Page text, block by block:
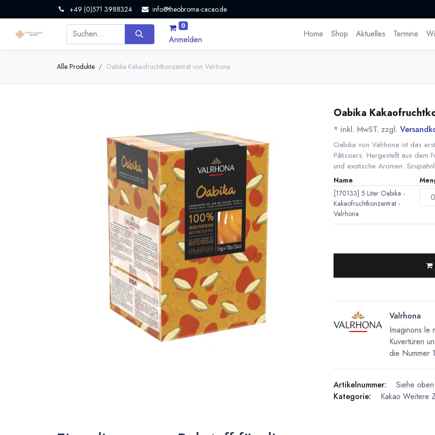
+49 (0)571 3988324 info@theobroma-cacao.de
0
Anmelden
Home Shop Aktuelles Termine
Alle Produkte Oabika Kakaofruchtkonzentrat von Valrhona
Oabika
* inkl. MwST. zzgl.
Oabika von Valrhona ist das
Pâtissiers. Hergestellt aus dem
und exotische Aromen.
Name
[170133] 5 Liter Oabika -
Kakaofruchtkonzentrat -
Valrhona
Valrhona
Imaginons le
Kuvertüren
die Nummer
Artikelnummer:
Siehe
Kategorie:
Kakao Weitere